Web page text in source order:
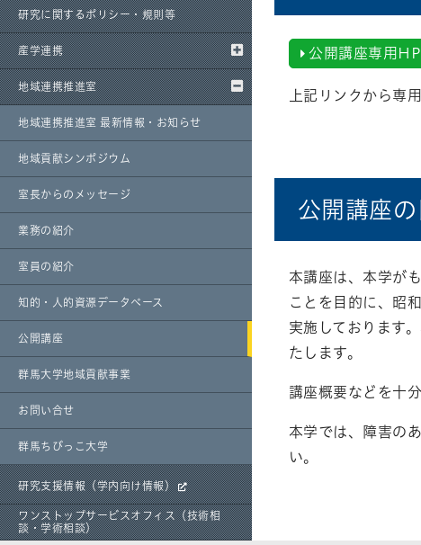
研究に関するポリシー・規則等
産学連携
地域連携推進室
地域連携推進室 最新情報・お知らせ
地域貢献シンポジウム
室長からのメッセージ
業務の紹介
室員の紹介
知的・人的資源データベース
公開講座
群馬大学地域貢献事業
お問い合せ
群馬ちびっこ大学
研究支援情報（学内向け情報）
ワンストップサービスオフィス（技術相
談・学術相談）
公開講座専用HP
上記リンクから専
公開講座の
本講座は、本学が
ことを目的に、昭
実施しております
たします。
講座概要などを十
本学では、障害の
い。